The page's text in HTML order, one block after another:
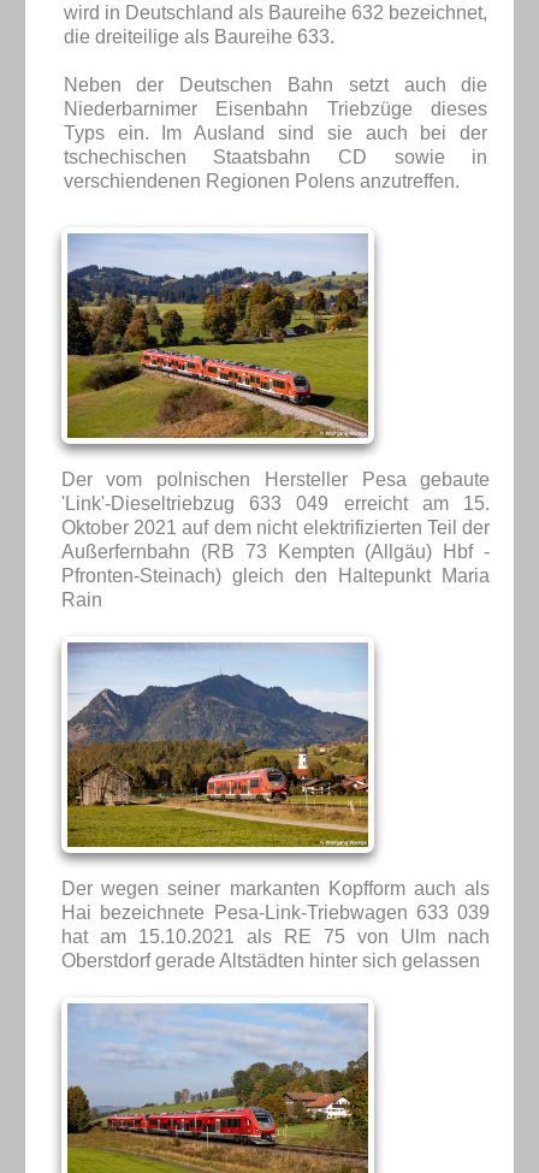
wird in Deutschland als Baureihe 632 bezeichnet,
die dreiteilige als Baureihe 633.
Neben der Deutschen Bahn setzt auch die
Niederbarnimer Eisenbahn Triebzüge dieses
Typs ein. Im Ausland sind sie auch bei der
tschechischen Staatsbahn CD sowie in
verschiendenen Regionen Polens anzutreffen.
Der vom polnischen Hersteller Pesa gebaute
'Link'-Dieseltriebzug 633 049 erreicht am 15.
Oktober 2021 auf dem nicht elektrifizierten Teil der
Außerfernbahn (RB 73 Kempten (Allgäu) Hbf -
Pfronten-Steinach) gleich den Haltepunkt Maria
Rain
Der wegen seiner markanten Kopfform auch als
Hai bezeichnete Pesa-Link-Triebwagen 633 039
hat am 15.10.2021 als RE 75 von Ulm nach
Oberstdorf gerade Altstädten hinter sich gelassen